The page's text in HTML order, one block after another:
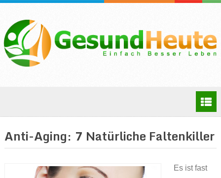
Anti-Aging: 7 Natürliche Faltenkiller
Es ist fast